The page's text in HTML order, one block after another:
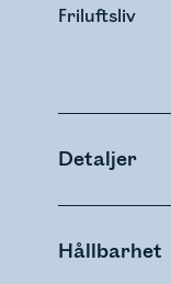
Friluftsliv
Detaljer
Hållbarhet